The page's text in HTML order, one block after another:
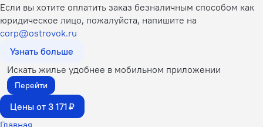
Если вы хотите оплатить заказ безналичным способом как
юридическое лицо, пожалуйста, напишите на
corp@ostrovok.ru
Узнать больше
Искать жилье удобнее в мобильном приложении
Перейти
Цены от 3 171 ₽
Главная